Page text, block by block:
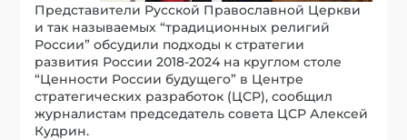
Представители Русской Православной Церкви
и так называемых “традиционных религий
России” обсудили подходы к стратегии
развития России 2018-2024 на круглом столе
“Ценности России будущего” в Центре
стратегических разработок (ЦСР), сообщил
журналистам председатель совета ЦСР Алексей
Кудрин.